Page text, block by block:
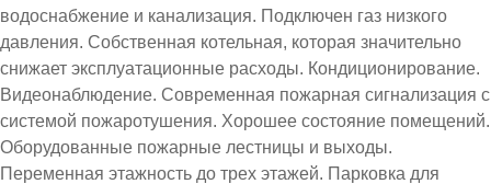
водоснабжение и канализация. Подключен газ низкого
давления. Собственная котельная, которая значительно
снижает эксплуатационные расходы. Кондиционирование.
Видеонаблюдение. Современная пожарная сигнализация с
системой пожаротушения. Хорошее состояние помещений.
Оборудованные пожарные лестницы и выходы.
Переменная этажность до трех этажей. Парковка для